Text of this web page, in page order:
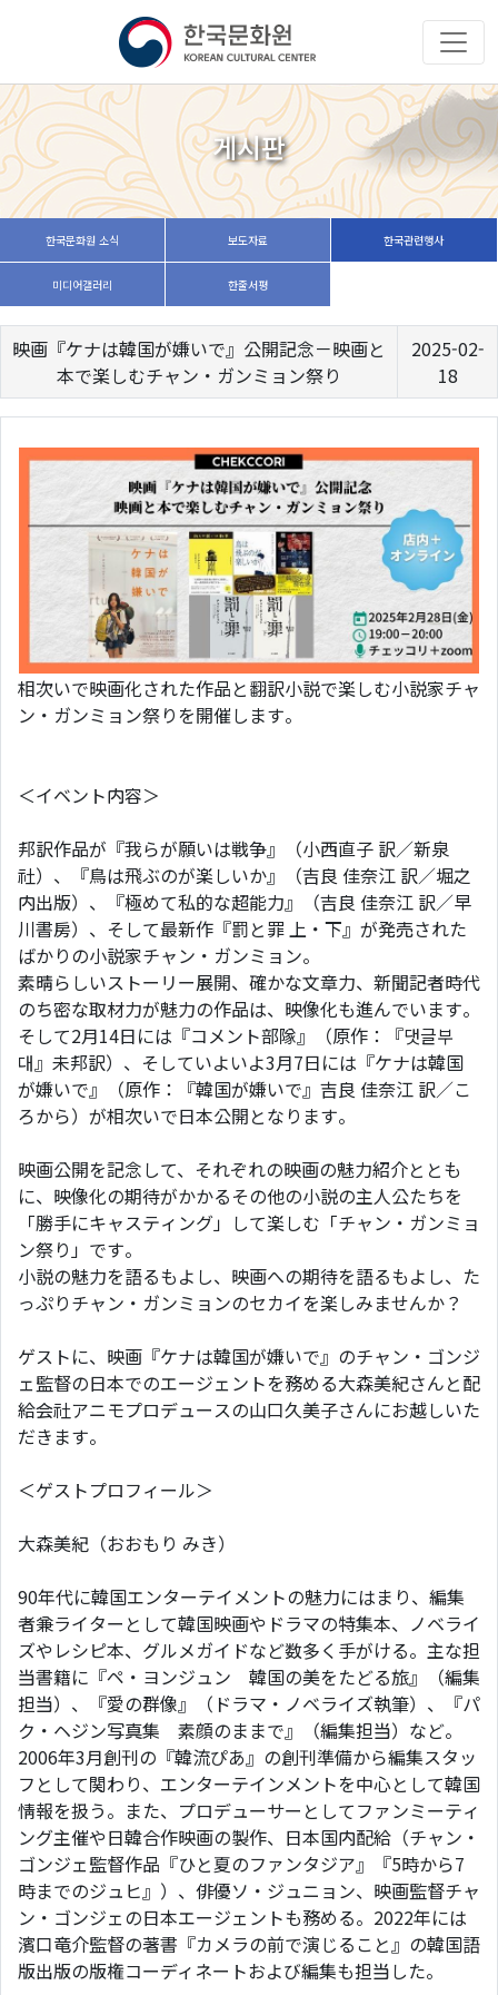
게시판
한국문화원 소식 보도자료 한국관련행사
미디어갤러리 한줄서평
映画『ケナは韓国が嫌いで』公開記念－映画と
本で楽しむチャン・ガンミョン祭り
2025-02-
18
相次いで映画化された作品と翻訳小説で楽しむ小説家チャ
ン・ガンミョン祭りを開催します。
＜イベント内容＞
邦訳作品が『我らが願いは戦争』（小西直子 訳／新泉
社）、『鳥は飛ぶのが楽しいか』（吉良 佳奈江 訳／堀之
内出版）、『極めて私的な超能力』（吉良 佳奈江 訳／早
川書房）、そして最新作『罰と罪 上・下』が発売された
ばかりの小説家チャン・ガンミョン。
素晴らしいストーリー展開、確かな文章力、新聞記者時代
のち密な取材力が魅力の作品は、映像化も進んでいます。
そして2月14日には『コメント部隊』（原作：『댓글부
대』未邦訳）、そしていよいよ3月7日には『ケナは韓国
が嫌いで』（原作：『韓国が嫌いで』吉良 佳奈江 訳／こ
ろから）が相次いで日本公開となります。
映画公開を記念して、それぞれの映画の魅力紹介ととも
に、映像化の期待がかかるその他の小説の主人公たちを
「勝手にキャスティング」して楽しむ「チャン・ガンミョ
ン祭り」です。
小説の魅力を語るもよし、映画への期待を語るもよし、た
っぷりチャン・ガンミョンのセカイを楽しみませんか？
ゲストに、映画『ケナは韓国が嫌いで』のチャン・ゴンジ
ェ監督の日本でのエージェントを務める大森美紀さんと配
給会社アニモプロデュースの山口久美子さんにお越しいた
だきます。
＜ゲストプロフィール＞
大森美紀（おおもり みき）
90年代に韓国エンターテイメントの魅力にはまり、編集
者兼ライターとして韓国映画やドラマの特集本、ノベライ
ズやレシピ本、グルメガイドなど数多く手がける。主な担
当書籍に『ペ・ヨンジュン 韓国の美をたどる旅』（編集
担当）、『愛の群像』（ドラマ・ノベライズ執筆）、『パ
ク・ヘジン写真集 素顔のままで』（編集担当）など。
2006年3月創刊の『韓流ぴあ』の創刊準備から編集スタッ
フとして関わり、エンターテインメントを中心として韓国
情報を扱う。また、プロデューサーとしてファンミーティ
ング主催や日韓合作映画の製作、日本国内配給（チャン・
ゴンジェ監督作品『ひと夏のファンタジア』『5時から7
時までのジュヒ』）、俳優ソ・ジュニョン、映画監督チャ
ン・ゴンジェの日本エージェントも務める。2022年には
濱口竜介監督の著書『カメラの前で演じること』の韓国語
版出版の版権コーディネートおよび編集も担当した。